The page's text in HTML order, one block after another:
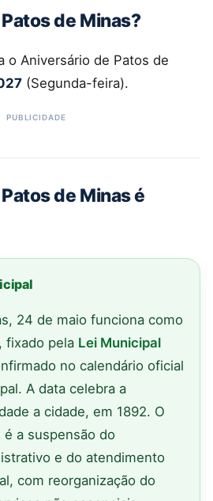
de Minas?
o Aniversário de Patos de
(Segunda-feira).
de Minas é
24 de maio funciona como
, fixado pela Lei Municipal
no calendário oficial
A data celebra a
a cidade, em 1892. O
a suspensão do
e do atendimento
com reorganização do